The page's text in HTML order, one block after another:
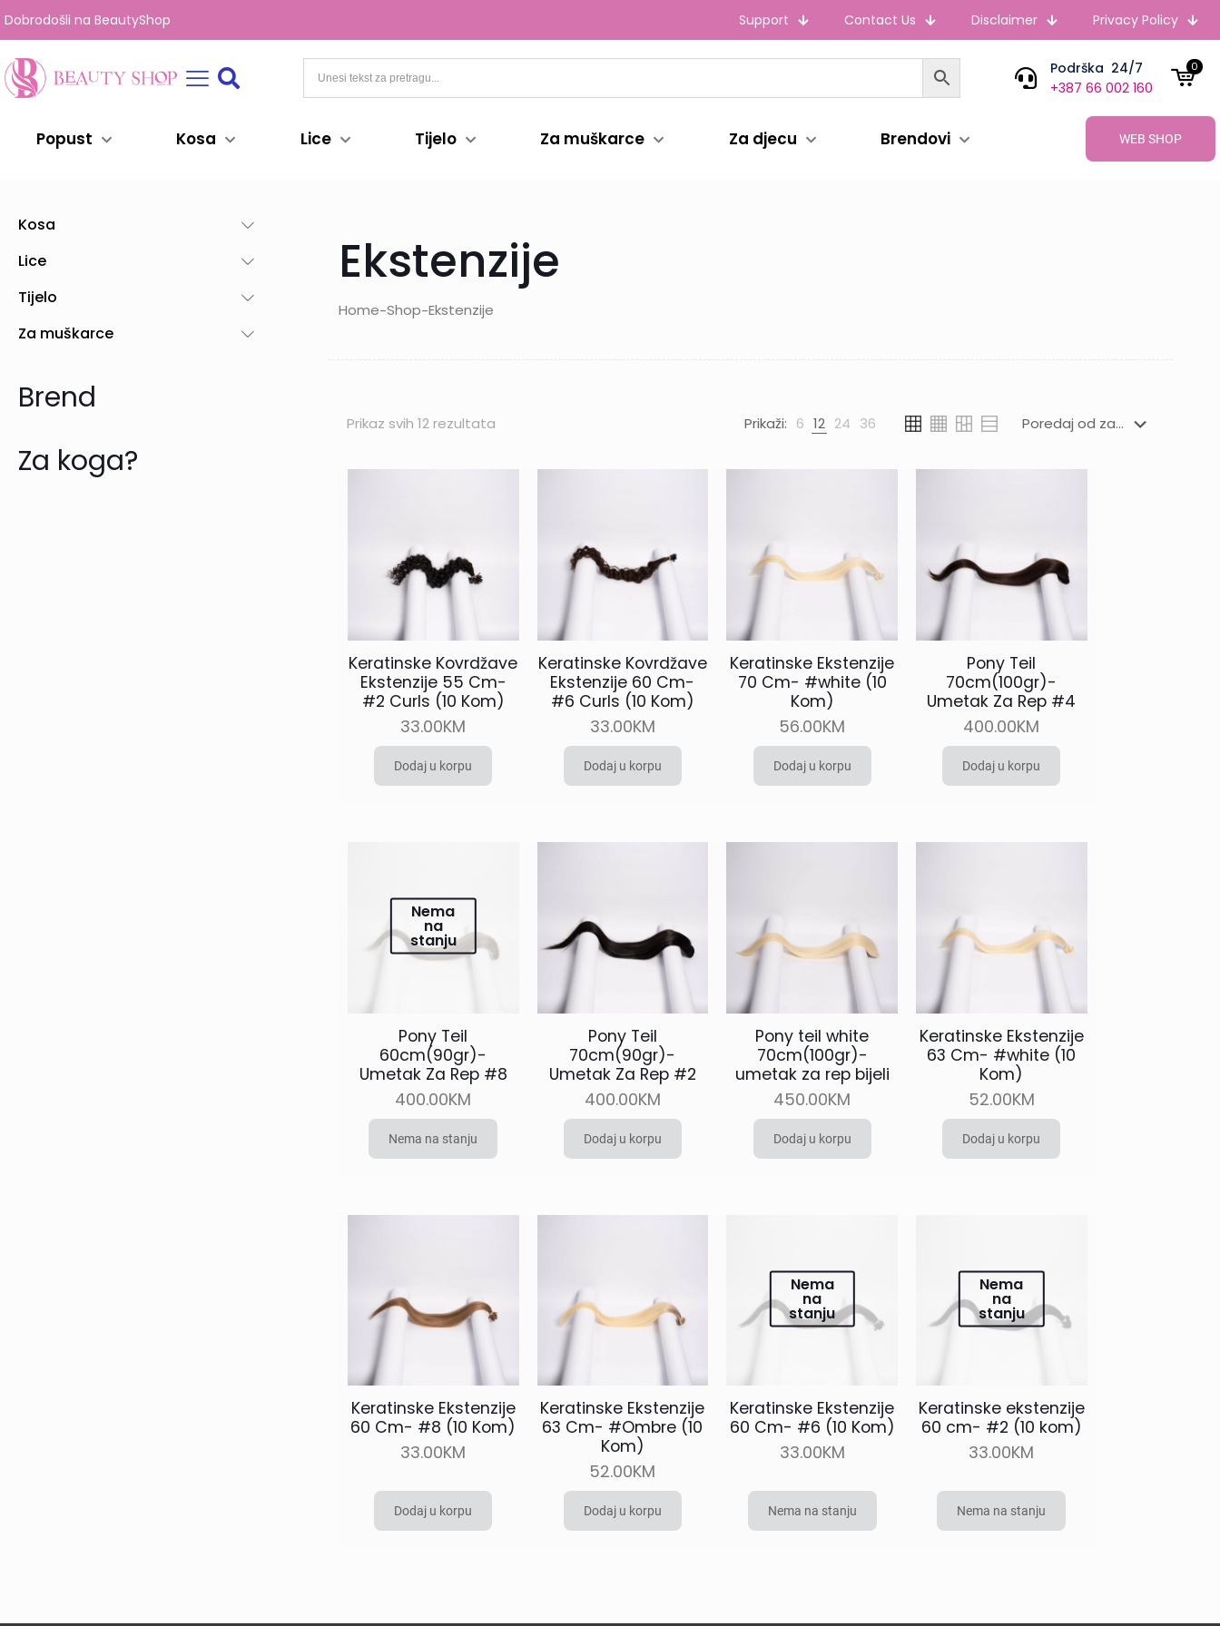
Dobrodošli na BeautyShop Support Contact Us Disclaimer Privacy Policy
Podrška 24/7
+387 66 002 160
0
Popust Kosa Lice Tijelo Za muškarce Za djecu Brendovi WEB SHOP
Ekstenzije
Home-Shop-Ekstenzije
Prikaz svih 12 rezultataSorted
latest
Prikaži: 6 12 24 36
Keratinske Kovrdžave
Ekstenzije 55 Cm-
#2 Curls (10 Kom)
33.00KM
Dodaj u korpu
Keratinske Kovrdžave
Ekstenzije 60 Cm-
#6 Curls (10 Kom)
33.00KM
Dodaj u korpu
Keratinske Ekstenzije
70 Cm- #white (10
Kom)
56.00KM
Dodaj u korpu
Pony Teil
70cm(100gr)-
Umetak Za Rep #4
400.00KM
Dodaj u korpu
Nema
na
stanju
Pony Teil
60cm(90gr)-
Umetak Za Rep #8
400.00KM
Nema na stanju
Pony Teil
70cm(90gr)-
Umetak Za Rep #2
400.00KM
Dodaj u korpu
Pony teil white
70cm(100gr)-
umetak za rep bijeli
450.00KM
Dodaj u korpu
Keratinske Ekstenzije
63 Cm- #white (10
Kom)
52.00KM
Dodaj u korpu
Keratinske Ekstenzije
60 Cm- #8 (10 Kom)
33.00KM
Dodaj u korpu
Keratinske Ekstenzije
63 Cm- #Ombre (10
Kom)
52.00KM
Dodaj u korpu
Nema
na
stanju
Keratinske Ekstenzije
60 Cm- #6 (10 Kom)
33.00KM
Nema na stanju
Nema
na
stanju
Keratinske ekstenzije
60 cm- #2 (10 kom)
33.00KM
Nema na stanju
Kosa
Lice
Tijelo
Za muškarce
Brend
Za koga?